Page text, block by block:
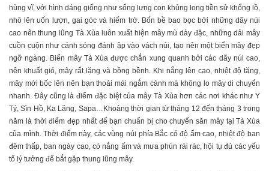
hùng vĩ, với hình dáng giống như sống lưng con khủng long tiền sử khổng lồ,
nhô lên uốn lượn, gai góc và hiểm trở. Bốn bề bao bọc bởi những dãy núi
cao nên thung lũng Tà Xùa luôn xuất hiện mây mù dày đặc, những dải mây
cuồn cuộn như cánh sóng đánh ập vào vách núi, tạo nên một biển mây đẹp
ngỡ ngàng. Biển mây Tà Xùa được chắn xung quanh bởi các dãy núi cao,
nên khuất gió, mây rất lặng và bồng bềnh. Khi nắng lên cao, nhiệt độ tăng,
mây mới bốc lên nên bạn thoải mái ngắm cảnh mà không lo mây di chuyển
nhanh. Đây cũng là điểm đặc biệt của mây Tà Xùa hơn các nơi khác như Y
Tý, Sìn Hồ, Ka Lăng, Sapa…Khoảng thời gian từ tháng 12 đến tháng 3 trong
năm là thời điểm đẹp nhất để bạn chuẩn bị cho chuyến săn mây tại Tà Xùa
của mình. Thời điểm này, các vùng núi phía Bắc có độ ẩm cao, nhiệt độ ban
đêm thấp, ban ngày cao, có nắng ấm và mưa phùn rải rác, hội tụ đủ các yếu
tố lý tưởng để bắt gặp thung lũng mây.